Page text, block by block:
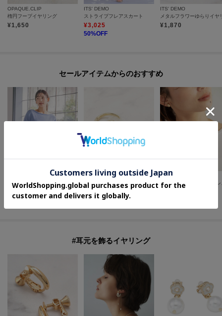
OPAQUE.CLIP
楕円フープイヤリング
¥1,650
ITS' DEMO
ストライプフレアスカート
¥3,025
50%OFF
ITS' DEMO
¥1,870
セールアイテムからのおすすめ
【手洗い可】ビッグシルエットニット
2,200
grove
メタルクリップイヤリング
1,287
%OFF
UNTITLED
【古畑
#耳元を飾るイヤリング